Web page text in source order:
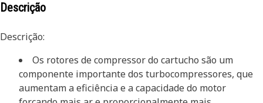
Descrição
Descrição:
Os rotores de compressor do cartucho são um
componente importante dos turbocompressores, que
aumentam a eficiência e a capacidade do motor